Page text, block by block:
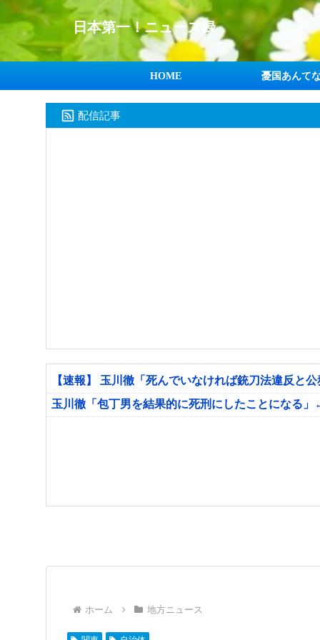
日本第一！ニュース録
HOME 憂国あんて
配信記事
【速報】 玉川徹「死んでいなければ銃刀法違反と
玉川徹「包丁男を結果的に死刑にしたことになる
ホーム 地方ニュース